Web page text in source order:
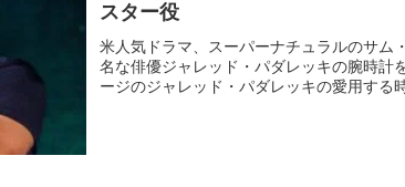
スター役
米人気ドラマ、スーパーナチュラルのサム
名な俳優ジャレッド・パダレッキの腕時計
ージのジャレッド・パダレッキの愛用する